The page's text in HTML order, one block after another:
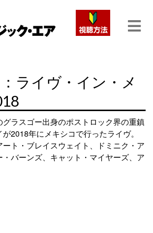
ライヴ・イン・メ
ラスゴー出身のポストロック界の重鎮
2018年にメキシコで行ったライヴ。
ート・ブレイスウェイト、ドミニク・ア
バーンズ、キャット・マイヤーズ、ア